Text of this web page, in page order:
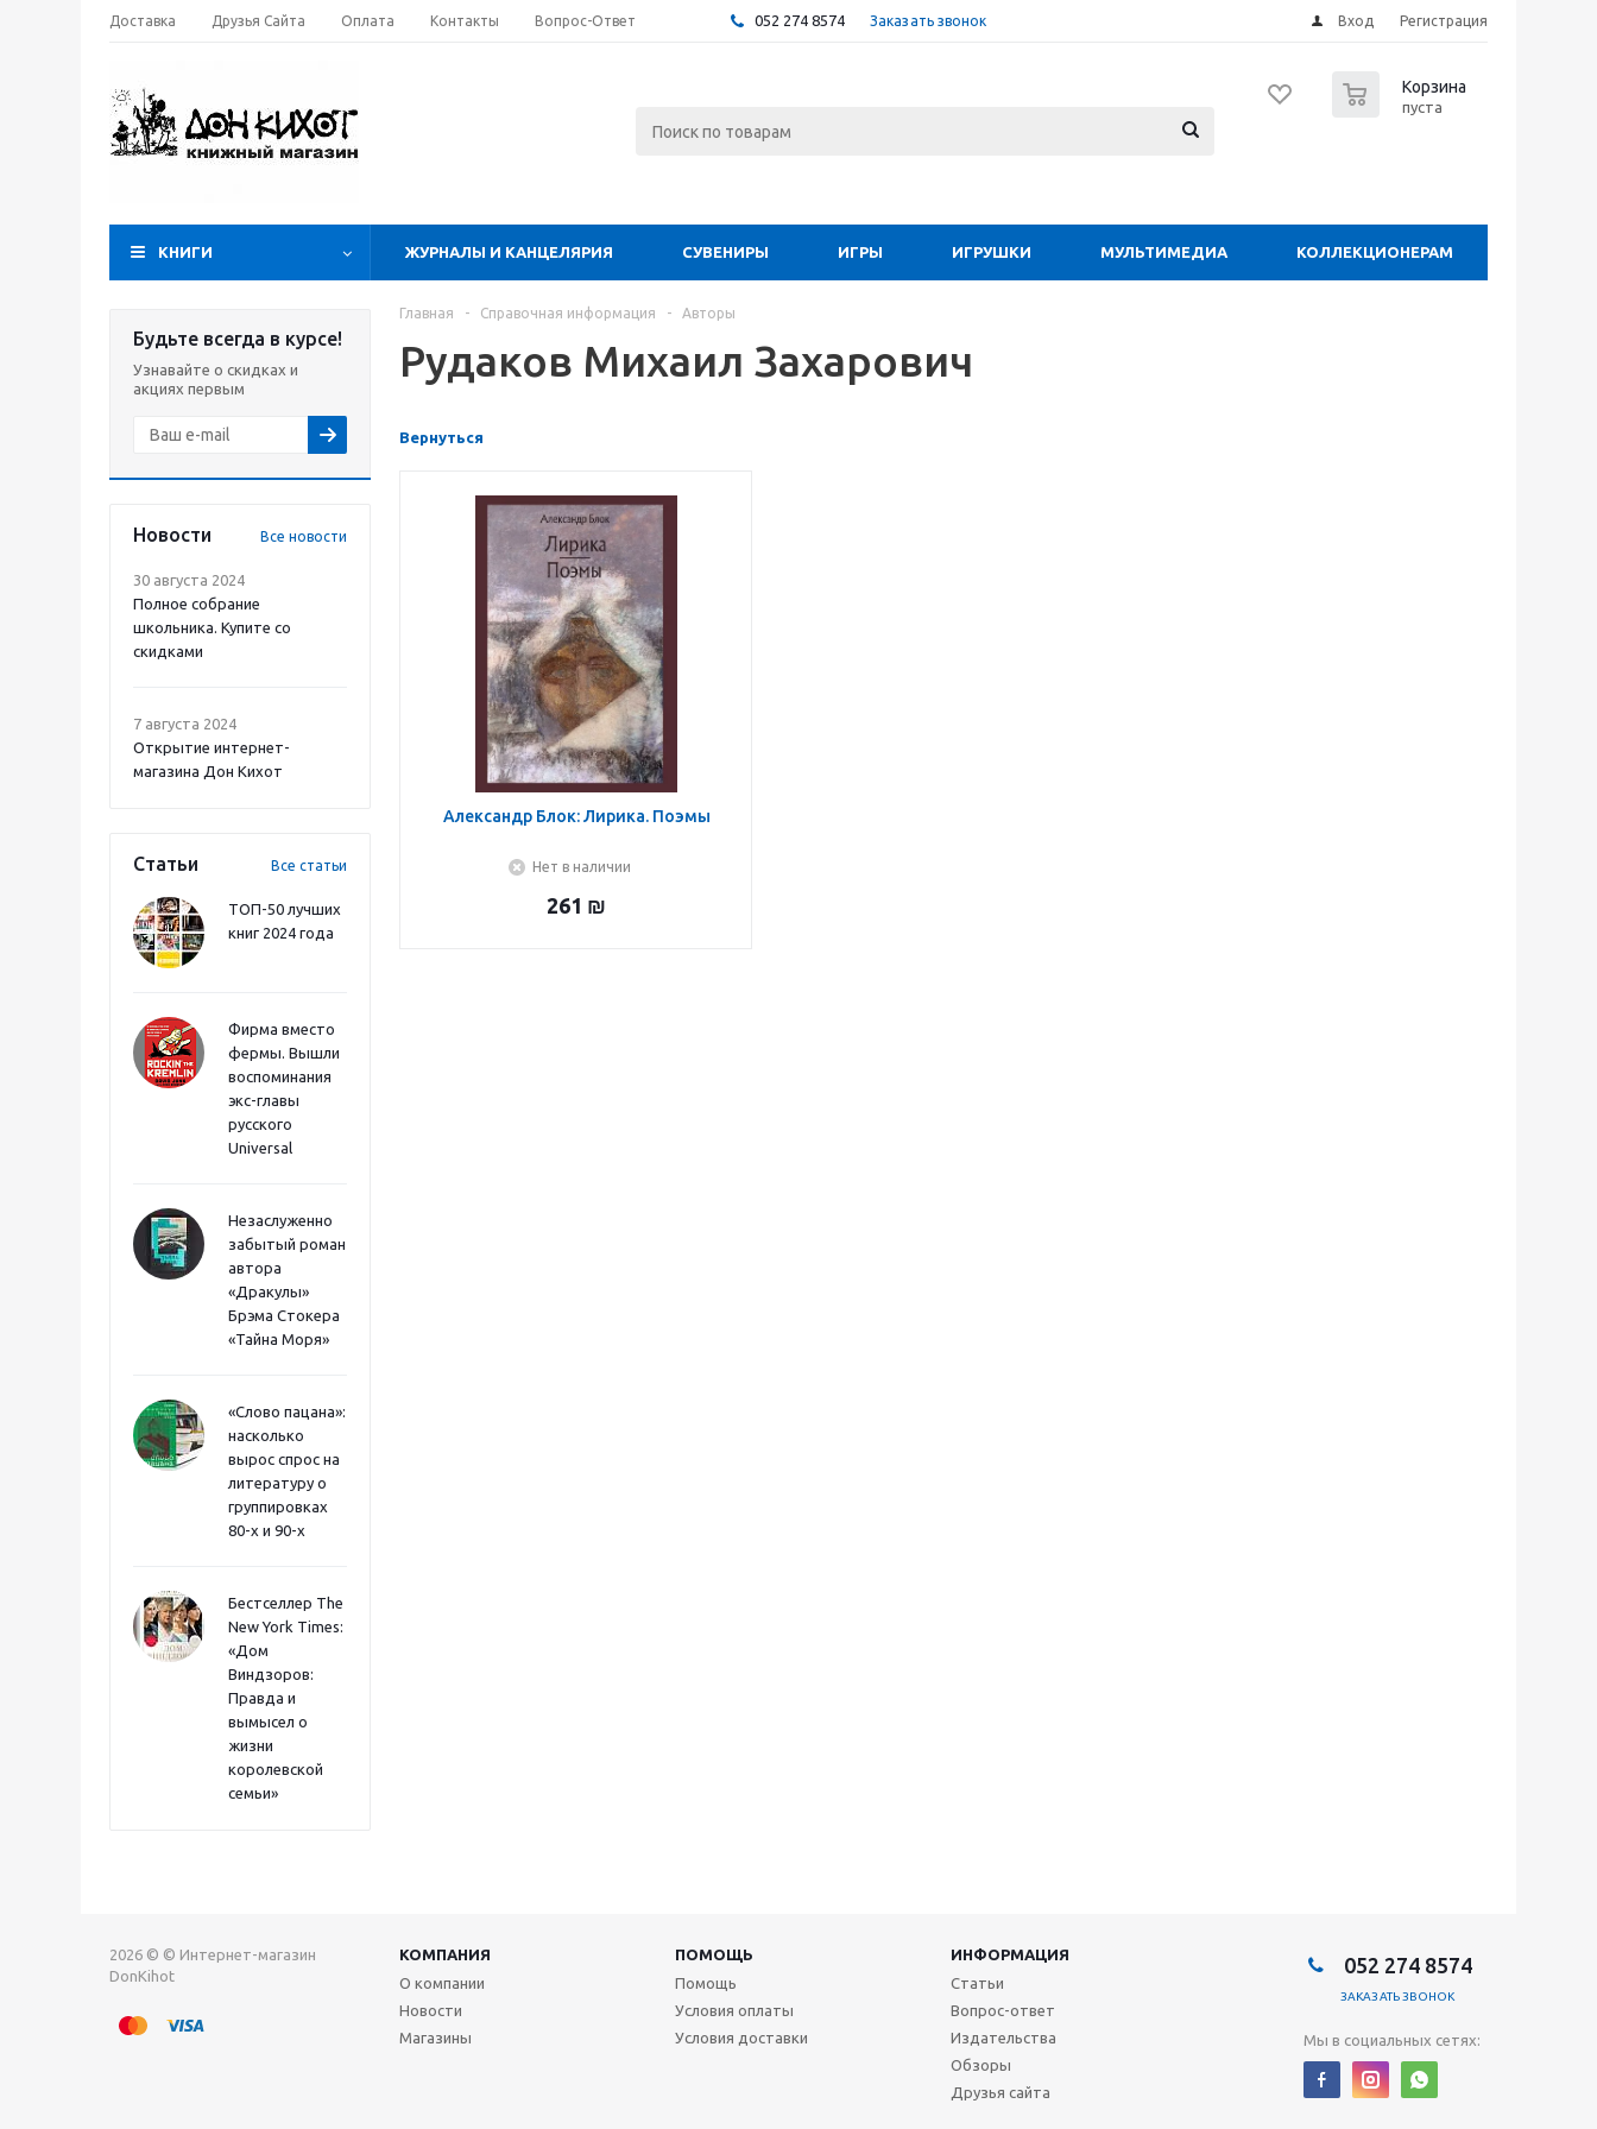
Доставка Друзья Сайта Оплата Контакты Вопрос-Ответ 052 274 8574 Заказать звонок Вход Регистрация
Корзина
пуста
КНИГИ ЖУРНАЛЫ И КАНЦЕЛЯРИЯ СУВЕНИРЫ ИГРЫ ИГРУШКИ МУЛЬТИМЕДИА КОЛЛЕКЦИОНЕРАМ
Будьте всегда в курсе!
Узнавайте о скидках и
акциях первым
Новости Все новости
30 августа 2024
Полное собрание
школьника. Купите со
скидками
7 августа 2024
Открытие интернет-
магазина Дон Кихот
Статьи Все статьи
ТОП-50 лучших
книг 2024 года
Фирма вместо
фермы. Вышли
воспоминания
экс-главы
русского
Universal
Незаслуженно
забытый роман
автора
«Дракулы»
Брэма Стокера
«Тайна Моря»
«Слово пацана»:
насколько
вырос спрос на
литературу о
группировках
80-х и 90-х
Бестселлер The
New York Times:
«Дом
Виндзоров:
Правда и
вымысел о
жизни
королевской
семьи»
Главная - Справочная информация - Авторы
Рудаков Михаил Захарович
Вернуться
Александр Блок: Лирика. Поэмы
Нет в наличии
261 ₪
2026 © © Интернет-магазин
DonKihot
КОМПАНИЯ ПОМОЩЬ
ИНФОРМАЦИЯ
О компании
Новости
Магазины
Помощь
Условия оплаты
Условия доставки
Статьи
Вопрос-ответ
Издательства
Обзоры
Друзья сайта
052 274 8574
ЗАКАЗАТЬ ЗВОНОК
Мы в социальных сетях: